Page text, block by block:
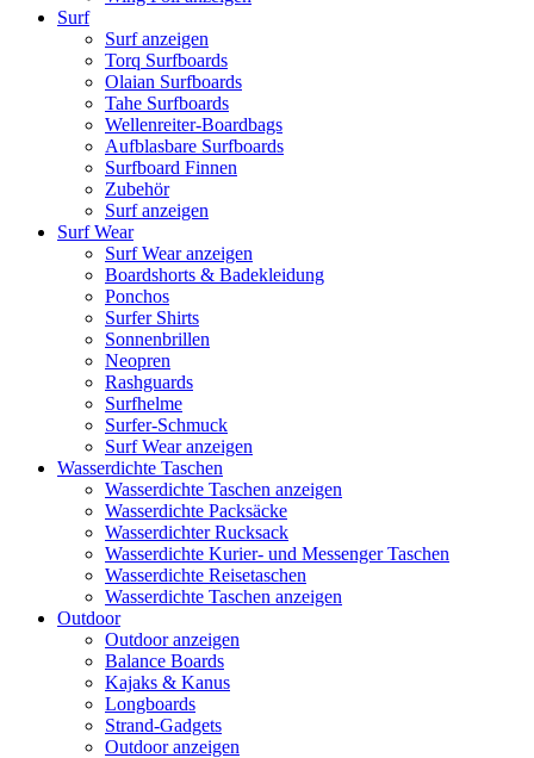
Surf
Surf anzeigen
Torq Surfboards
Olaian Surfboards
Tahe Surfboards
Wellenreiter-Boardbags
Aufblasbare Surfboards
Surfboard Finnen
Zubehör
Surf anzeigen
Surf Wear
Surf Wear anzeigen
Boardshorts & Badekleidung
Ponchos
Surfer Shirts
Sonnenbrillen
Neopren
Rashguards
Surfhelme
Surfer-Schmuck
Surf Wear anzeigen
Wasserdichte Taschen
Wasserdichte Taschen anzeigen
Wasserdichte Packsäcke
Wasserdichter Rucksack
Wasserdichte Kurier- und Messenger Taschen
Wasserdichte Reisetaschen
Wasserdichte Taschen anzeigen
Outdoor
Outdoor anzeigen
Balance Boards
Kajaks & Kanus
Longboards
Strand-Gadgets
Outdoor anzeigen